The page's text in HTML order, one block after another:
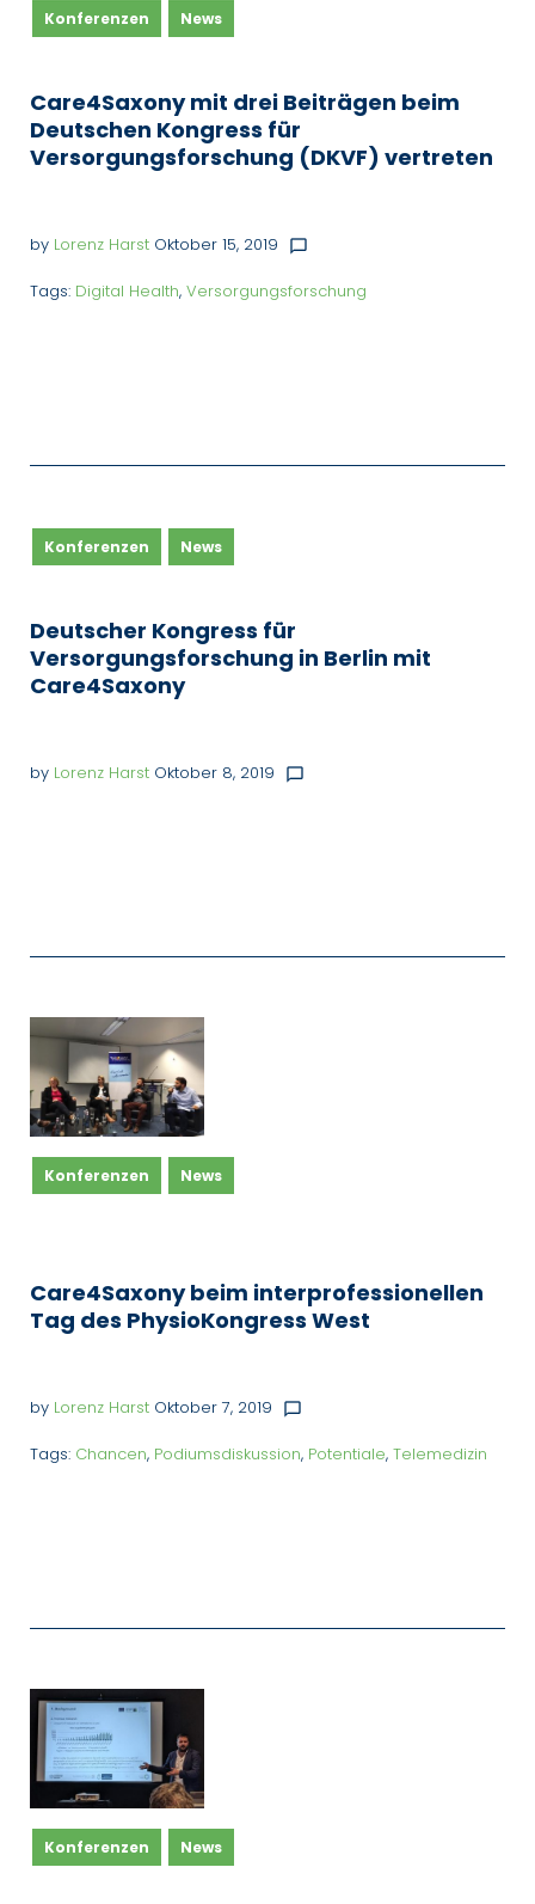
Konferenzen News
Care4Saxony mit drei Beiträgen beim
Deutschen Kongress für
Versorgungsforschung (DKVF) vertreten
by Lorenz Harst Oktober 15, 2019 chat_bubble_outline
Tags: Digital Health, Versorgungsforschung
Konferenzen News
Deutscher Kongress für
Versorgungsforschung in Berlin mit
Care4Saxony
by Lorenz Harst Oktober 8, 2019 chat_bubble_outline
Konferenzen News
Care4Saxony beim interprofessionellen
Tag des PhysioKongress West
by Lorenz Harst Oktober 7, 2019 chat_bubble_outline
Tags: Chancen, Podiumsdiskussion, Potentiale, Telemedizin
Konferenzen News